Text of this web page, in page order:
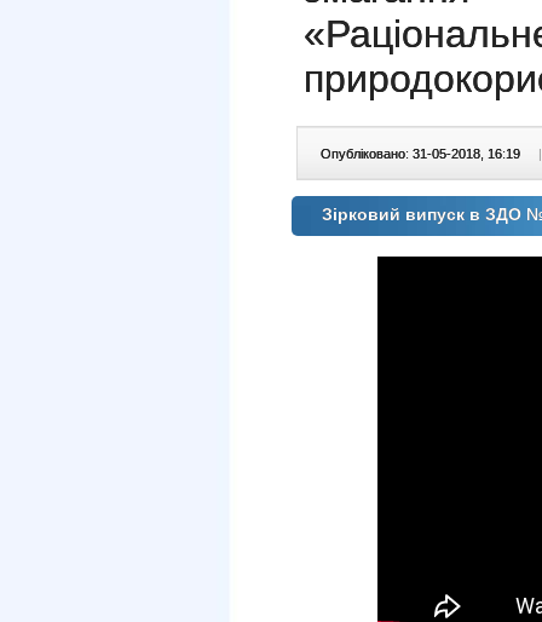
Опубліковано: 31-05-2018, 16:19 |
Зірковий випуск в ЗДО